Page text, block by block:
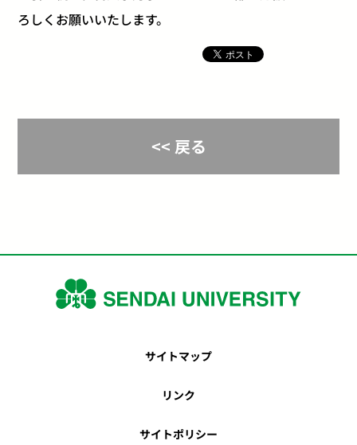
ろしくお願いいたします。
<< 戻る
サイトマップ
リンク
サイトポリシー